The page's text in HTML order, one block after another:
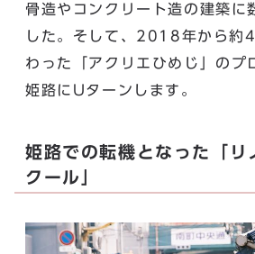
骨造やコンクリート造の建築に
した。そして、2018年から約
わった「アクリエひめじ」のプ
姫路にUターンします。
姫路での転機となった「リ
クール」